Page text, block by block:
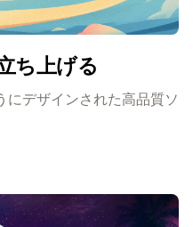
ち上げる
にデザインされた高品質ソ